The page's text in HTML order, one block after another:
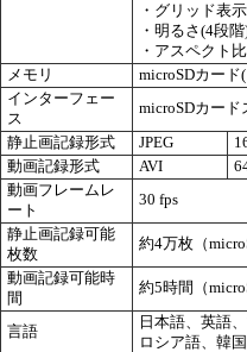
・グリッド表示
・明るさ(4段階
・アスペクト比
メモリ
microSDカー
インターフェー
ス
microSDカー
静止画記録形式 JPEG
動画記録形式
AVI
動画フレームレ
ート
30 fps
静止画記録可能
枚数
約4万枚（
動画記録可能時
間
約5時間（
言語
日本語、英語
ロシア語、韓